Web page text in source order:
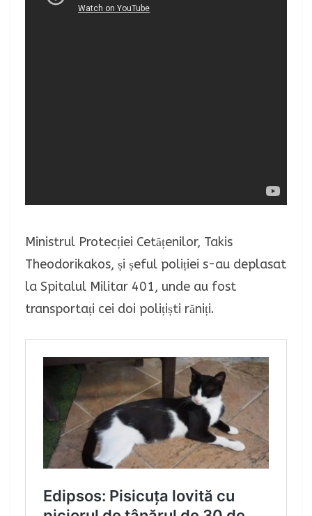
Ministrul Protecției Cetățenilor, Takis
Theodorikakos, și șeful poliției s-au deplasat
la Spitalul Militar 401, unde au fost
transportați cei doi polițiști răniți.